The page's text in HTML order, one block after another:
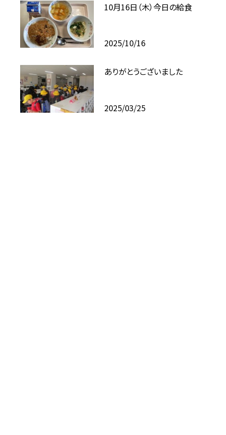
10月16日（木）今日の給食
2025/10/16
ありがとうございました
2025/03/25